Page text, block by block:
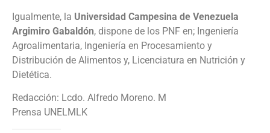
Igualmente, la Universidad Campesina de Venezuela
Argimiro Gabaldón, dispone de los PNF en; Ingeniería
Agroalimentaria, Ingeniería en Procesamiento y
Distribución de Alimentos y, Licenciatura en Nutrición y
Dietética.
Redacción: Lcdo. Alfredo Moreno. M
Prensa UNELMLK